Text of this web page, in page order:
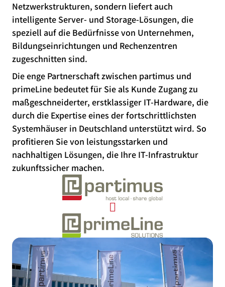
Netzwerkstrukturen, sondern liefert auch
intelligente Server- und Storage-Lösungen, die
speziell auf die Bedürfnisse von Unternehmen,
Bildungseinrichtungen und Rechenzentren
zugeschnitten sind.
Die enge Partnerschaft zwischen partimus und
primeLine bedeutet für Sie als Kunde Zugang zu
maßgeschneiderter, erstklassiger IT-Hardware, die
durch die Expertise eines der fortschrittlichsten
Systemhäuser in Deutschland unterstützt wird. So
profitieren Sie von leistungsstarken und
nachhaltigen Lösungen, die Ihre IT-Infrastruktur
zukunftssicher machen.